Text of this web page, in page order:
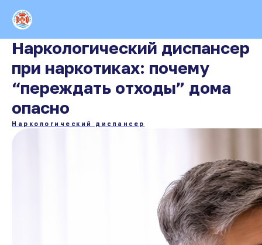
Наркологический диспансер
при наркотиках: почему
“переждать отходы” дома
опасно
Наркологический диспансер